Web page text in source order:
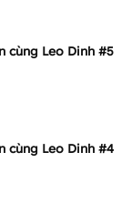
cùng Leo Dinh #5
cùng Leo Dinh #4